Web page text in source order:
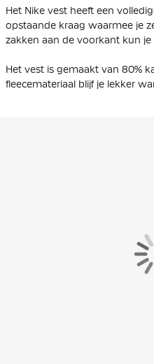
Het Nike vest heeft een
opstaande kraag waarmee je
zakken aan de voorkant kun
Het vest is gemaakt van 80%
fleecemateriaal blijf je lekker